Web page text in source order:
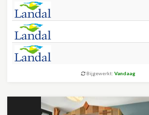
Bijgewerkt: Vandaag